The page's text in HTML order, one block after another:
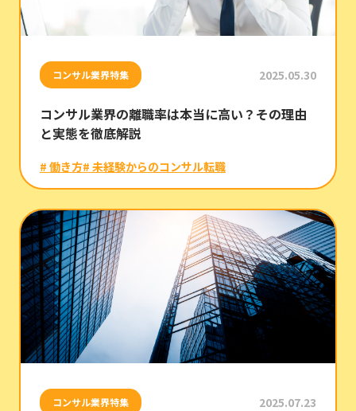
コンサル業界特集 2025.05.30
コンサル業界の離職率は本当に高い？その理由
と実態を徹底解説
# 働き方# 未経験からのコンサル転職
コンサル業界特集 2025.07.23